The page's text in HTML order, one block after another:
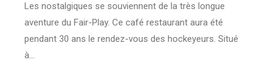
Les nostalgiques se souviennent de la très longue
aventure du Fair-Play. Ce café restaurant aura été
pendant 30 ans le rendez-vous des hockeyeurs. Situé
à…